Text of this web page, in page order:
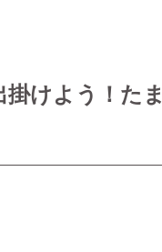
掛けよう！た